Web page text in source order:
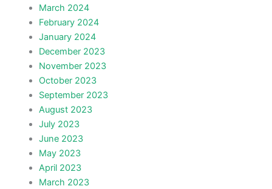
March 2024
February 2024
January 2024
December 2023
November 2023
October 2023
September 2023
August 2023
July 2023
June 2023
May 2023
April 2023
March 2023